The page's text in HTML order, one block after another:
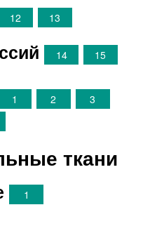
12 13
14 15
1 2
3
ткани
1